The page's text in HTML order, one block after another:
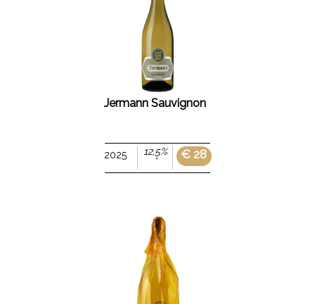
Jermann Sauvignon
2025
12,5%
°
€ 28